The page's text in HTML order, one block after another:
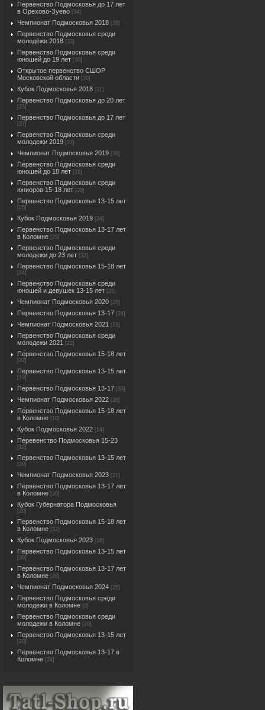
Первенство Подмосковья до 17 лет
в Орехово-Зуево [34]
Чемпионат Подмосковья 2018 [28]
Первенство Подмосковья среди
молодёжи 2018 [33]
Первенство Подмосковья среди
юношей до 19 лет [30]
Открытое первенство СШОР
Московской области [30]
Кубок Подмосковья 2018 [31]
Первенство Подмосковья до 20 лет
[23]
Первенство Подмосковья до 17 лет
[27]
Первенство Подмосковья среди
молодежи 2019 [37]
Чемпионат Подмосковья 2019 [38]
Первенство Подмосковья среди
юношей до 18 лет [31]
Первенство Подмосковья среди
юниоров 15-18 лет [29]
Первенство Подмосковья 13-15 лет
[25]
Кубок Подмосковья 2019 [24]
Первенство Подмосковья 13-17 лет
в Коломне [25]
Первенство Подмосковья среди
молодежи до 23 лет [32]
Первенство Подмосковья 15-18 лет
[24]
Первенство Подмосковья среди
юношей и девушек 13-15 лет [26]
Чемпионат Подмосковья 2020 [26]
Первенство Подмосковья 13-17 [24]
Чемпионат Подмосковья 2021 [23]
Первенство Подмосковья среди
молодежи 2021
[22]
Первенство Подмосковья 15-18 лет
[22]
Первенство Подмосковья 13-15 лет
[19]
Первенство Подмосковья 13-17 [33]
Чемпионат Подмосковья 2022 [26]
Первенство Подмосковья 15-18 лет
в Коломне
[10]
Кубок Подмосковья 2022 [14]
Перевенство Подмосковья 15-23
[12]
Первенство Подмосковья 13-15 лет
[20]
Чемпионат Подмосковья 2023 [21]
Первенство Подмосковья 13-17 лет
в Коломне [20]
Кубок Губернатора Подмосковья
[20]
Первенство Подмосковья 15-18 лет
в Коломне [32]
Кубок Подмосковья 2023 [16]
Первенство Подмосковья 13-15 лет
[30]
Первенство Подмосковья 13-17 лет
в Коломне [26]
Чемпионат Подмосковья 2024 [25]
Первенство Подмосковья среди
молодежи в Коломне [0]
Первенство Подмосковья среди
молодежи в Коломне [20]
Первенство Подмосковья 13-15 лет
[20]
Первенство Подмосковья 13-17 в
Коломне [24]